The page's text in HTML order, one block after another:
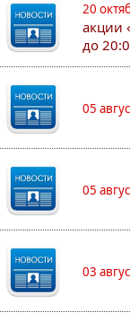
20
акции
до
05
05
03